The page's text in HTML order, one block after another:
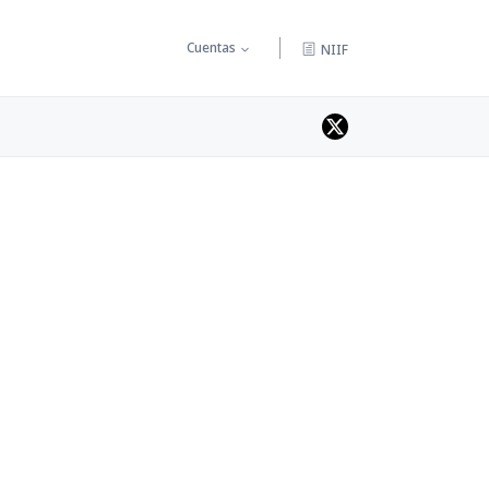
Cuentas NIIF